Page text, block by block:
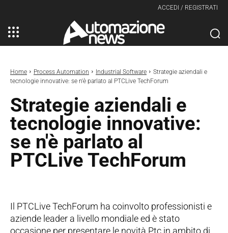
ACCEDI / REGISTRATI
Home Process Automation Industrial Software
Strategie aziendali e
tecnologie innovative: se n'è parlato al PTCLive TechForum
Strategie aziendali e
tecnologie innovative:
se n'è parlato al
PTCLive TechForum
Il PTCLive TechForum ha coinvolto professionisti e
aziende leader a livello mondiale ed è stato
occasione per presentare le novità Ptc in ambito di